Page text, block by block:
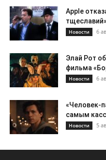
Apple
Новости 6
Элай Рот
фильма
Новости 6
«Человек-
самым
Новости 5